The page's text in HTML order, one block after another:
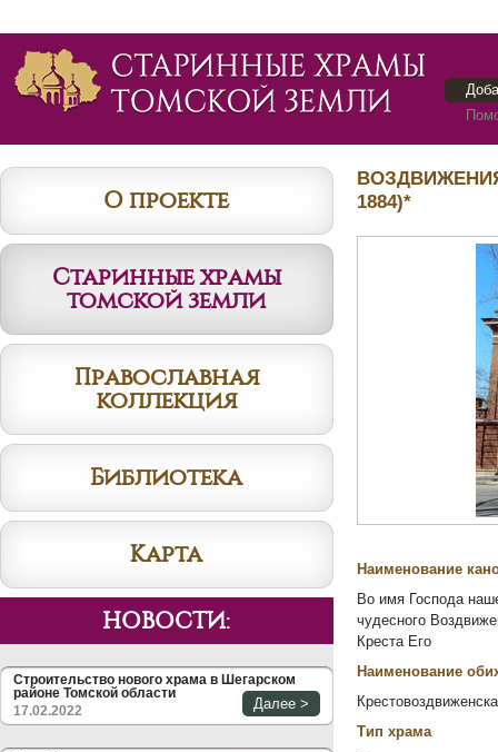
О проекте
Старинные храмы
томской земли
Православная
коллекция
Библиотека
Карта
НОВОСТИ:
Строительство нового храма в Шегарском
районе Томской области
Далее >
17.02.2022
1884)*
Наименование
Во имя Господа
чудесного
Креста Его
Наименование
Тип храма